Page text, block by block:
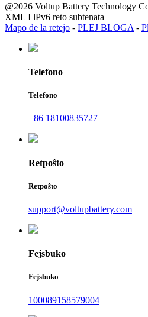
@2026 Voltup Battery Technology
XML I lPv6 reto subtenata
Mapo de la retejo - PLEJ BLOGA -
Telefono
Telefono
+86 18100835727
Retpoŝto
Retpoŝto
support@voltupbattery.com
Fejsbuko
Fejsbuko
100089158579004